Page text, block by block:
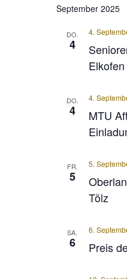
September 2025
DO.
4
Elkofen
4.
DO.
4
MTU
4.
FR.
5
Tölz
5.
SA.
6 Preis
6.